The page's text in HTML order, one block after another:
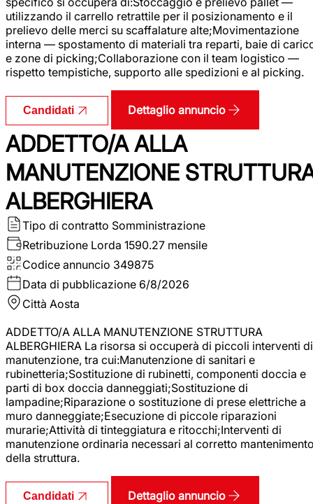
utilizzando il carrello retrattile per il posizionamento e il
prelievo delle merci su scaffalature alte;Movimentazione
interna — spostamento di materiali tra reparti, baie di
e zone di picking;Collaborazione con il team logistico —
rispetto tempistiche, supporto alle spedizioni e al picking.
Candidati Dettaglio annuncio
ADDETTO/A ALLA
MANUTENZIONE
ALBERGHIERA
Tipo di contratto Somministrazione
Retribuzione Lorda 1590.27 mensile
Codice annuncio 349875
Data di pubblicazione 6/8/2026
Città Aosta
ADDETTO/A ALLA MANUTENZIONE STRUTTURA
ALBERGHIERA La risorsa si occuperà di piccoli interventi di
manutenzione, tra cui:Manutenzione di sanitari e
rubinetteria;Sostituzione di rubinetti, componenti doccia e
parti di box doccia danneggiati;Sostituzione di
lampadine;Riparazione o sostituzione di prese elettriche a
muro danneggiate;Esecuzione di piccole riparazioni
murarie;Attività di tinteggiatura e ritocchi;Interventi di
manutenzione ordinaria necessari al corretto
della struttura.
Candidati Dettaglio annuncio